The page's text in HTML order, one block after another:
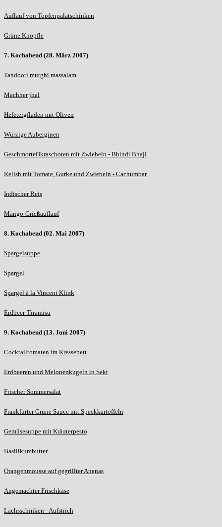
Auflauf von Topfenpalatschinken
Grüne Knöpfle
7. Kochabend (28. März 2007)
Tandoori murghi massalam
Machher jhal
Hefeteigfladen mit Oliven
Würzige Auberginen
GeschmorteOkraschoten mit Zwiebeln - Bhindi Bhaji
Relish mit Tomate, Gurke und Zwiebeln - Cachumbar
Indischer Reis
Mango-Grießauflauf
8. Kochabend (02. Mai 2007)
Spargelsuppe
Spargel
Spargel à la Vincent Klink
Erdbeer-Tiramisu
9. Kochabend (13. Juni 2007)
Cocktailtomaten im Kressebett
Erdbeeren und Melonenkugeln in Sekt
Frischer Sommersalat
Frankfurter Grüne Sauce mit Speckkartoffeln
Gemüsesuppe mit Kräuterpesto
Basilikumbutter
Orangenmousse auf gegrillter Ananas
Angemachter Frischkäse
Lachsschinken - Aufstrich